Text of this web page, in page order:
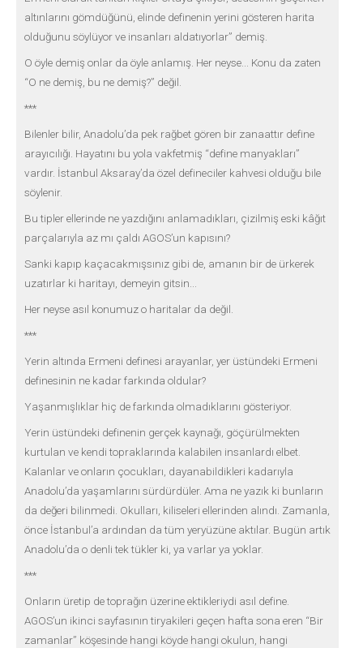
altınlarını gömdüğünü, elinde definenin yerini gösteren harita
olduğunu söylüyor ve insanları aldatıyorlar” demiş.
O öyle demiş onlar da öyle anlamış. Her neyse... Konu da zaten
“O ne demiş, bu ne demiş?” değil.
***
Bilenler bilir, Anadolu’da pek rağbet gören bir zanaattır define
arayıcılığı. Hayatını bu yola vakfetmiş “define manyakları”
vardır. İstanbul Aksaray’da özel defineciler kahvesi olduğu bile
söylenir.
Bu tipler ellerinde ne yazdığını anlamadıkları, çizilmiş eski kâğıt
parçalarıyla az mı çaldı AGOS’un kapısını?
Sanki kapıp kaçacakmışsınız gibi de, amanın bir de ürkerek
uzatırlar ki haritayı, demeyin gitsin...
Her neyse asıl konumuz o haritalar da değil.
***
Yerin altında Ermeni definesi arayanlar, yer üstündeki Ermeni
definesinin ne kadar farkında oldular?
Yaşanmışlıklar hiç de farkında olmadıklarını gösteriyor.
Yerin üstündeki definenin gerçek kaynağı, göçürülmekten
kurtulan ve kendi topraklarında kalabilen insanlardı elbet.
Kalanlar ve onların çocukları, dayanabildikleri kadarıyla
Anadolu’da yaşamlarını sürdürdüler. Ama ne yazık ki bunların
da değeri bilinmedi. Okulları, kiliseleri ellerinden alındı. Zamanla,
önce İstanbul’a ardından da tüm yeryüzüne aktılar. Bugün artık
Anadolu’da o denli tek tükler ki, ya varlar ya yoklar.
***
Onların üretip de toprağın üzerine ektikleriydi asıl define.
AGOS’un ikinci sayfasının tiryakileri geçen hafta sona eren “Bir
zamanlar” köşesinde hangi köyde hangi okulun, hangi